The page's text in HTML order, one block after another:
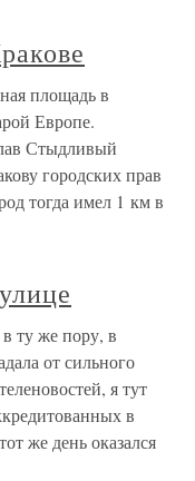
площадь в
Европе.
Стыдливый
городских прав
тогда имел 1 км в
ту же пору, в
от сильного
я тут
в
же день оказался